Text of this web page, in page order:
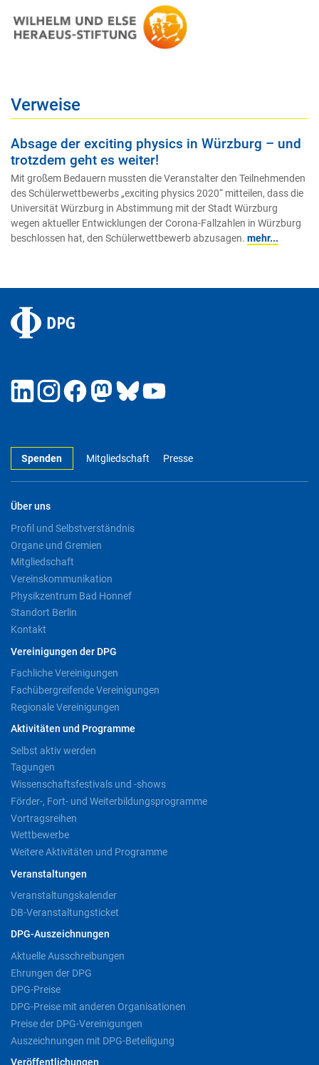
Verweise
Absage der exciting physics in Würzburg – und
trotzdem geht es weiter!
Mit großem Bedauern mussten die Veranstalter den Teilnehmenden
des Schülerwettbewerbs „exciting physics 2020“ mitteilen, dass die
Universität Würzburg in Abstimmung mit der Stadt Würzburg
wegen aktueller Entwicklungen der Corona-Fallzahlen in Würzburg
beschlossen hat, den Schülerwettbewerb abzusagen. mehr...
Spenden Mitgliedschaft Presse
Über uns
Profil und Selbstverständnis
Organe und Gremien
Mitgliedschaft
Vereinskommunikation
Physikzentrum Bad Honnef
Standort Berlin
Kontakt
Vereinigungen der DPG
Fachliche Vereinigungen
Fachübergreifende Vereinigungen
Regionale Vereinigungen
Aktivitäten und Programme
Selbst aktiv werden
Tagungen
Wissenschaftsfestivals und -shows
Förder-, Fort- und Weiterbildungsprogramme
Vortragsreihen
Wettbewerbe
Weitere Aktivitäten und Programme
Veranstaltungen
Veranstaltungskalender
DB-Veranstaltungsticket
DPG-Auszeichnungen
Aktuelle Ausschreibungen
Ehrungen der DPG
DPG-Preise
DPG-Preise mit anderen Organisationen
Preise der DPG-Vereinigungen
Auszeichnungen mit DPG-Beteiligung